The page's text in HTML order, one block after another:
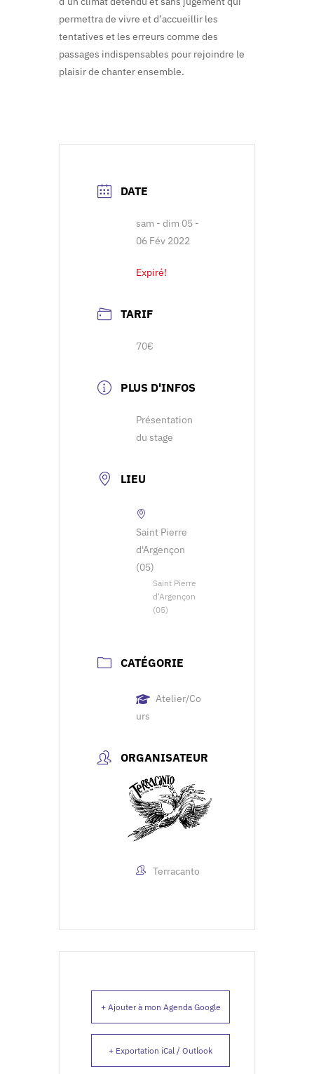
permettra de vivre et d’accueillir les
tentatives et les erreurs comme des
passages indispensables pour rejoindre le
plaisir de chanter ensemble.
DATE
sam - dim 05 -
06 Fév 2022
Expiré!
TARIF
70€
PLUS D'INFOS
Présentation
du stage
LIEU
Saint Pierre
d'Argençon
(05)
Saint Pierre
d'Argençon
(05)
CATÉGORIE
Atelier/Co
urs
ORGANISATEUR
Terracanto
+ Ajouter à mon Agenda Google
+ Exportation iCal / Outlook